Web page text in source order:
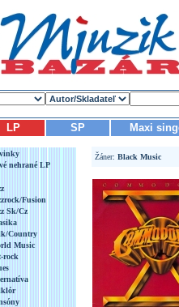
LP SP Maxi
nehrané LP
Fusion
Sk/Cz
Country
Music
rock
Žáner: Black Music